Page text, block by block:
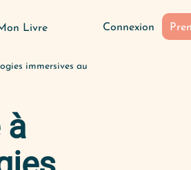
Livre Connexion
immersives au
à